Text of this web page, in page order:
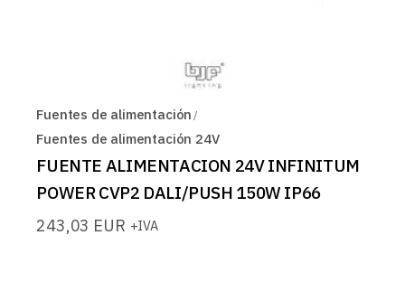
Fuentes de alimentación
Fuentes de alimentación 24V
FUENTE ALIMENTACION 24V INFINITUM
POWER CVP2 DALI/PUSH 150W IP66
243,03 EUR +IVA